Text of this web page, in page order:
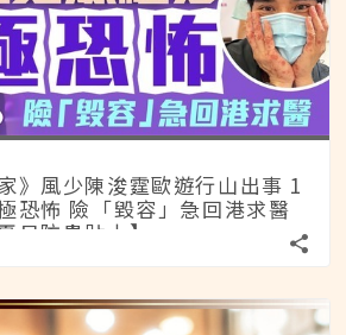
》風少陳浚霆歐遊行山出事 1
恐怖 險「毀容」急回港求醫
日防蟲貼士】